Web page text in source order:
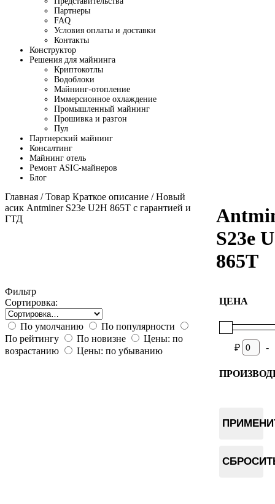
Партнеры
FAQ
Условия оплаты и доставки
Контакты
Конструктор
Решения для майнинга
Криптокотлы
Водоблоки
Майнинг-отопление
Иммерсионное охлаждение
Промышленный майнинг
Прошивка и разгон
Пул
Партнерский майнинг
Консалтинг
Майнинг отель
Ремонт ASIC-майнеров
Блог
Главная / Товар Краткое описание / Новый
асик Antminer S23e U2H 865T с гарантией и
ГТД
S23e
865T
Фильтр
Сортировка:
По умолчанию
По популярности
По рейтингу
По новизне
Цены: по
возрастанию
Цены: по убыванию
ЦЕНА
₽ -